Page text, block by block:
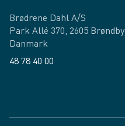
Brødrene Dahl A/S
Park Allé 370, 2605 Brøndby
Danmark
48 78 40 00